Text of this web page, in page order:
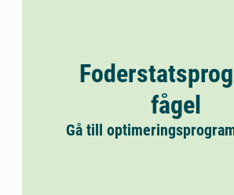
fågel
Gå till